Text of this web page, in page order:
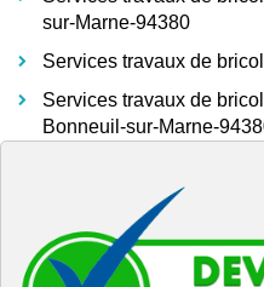
sur-Marne-94380
Services travaux de
Services travaux de
Bonneuil-sur-Marne-